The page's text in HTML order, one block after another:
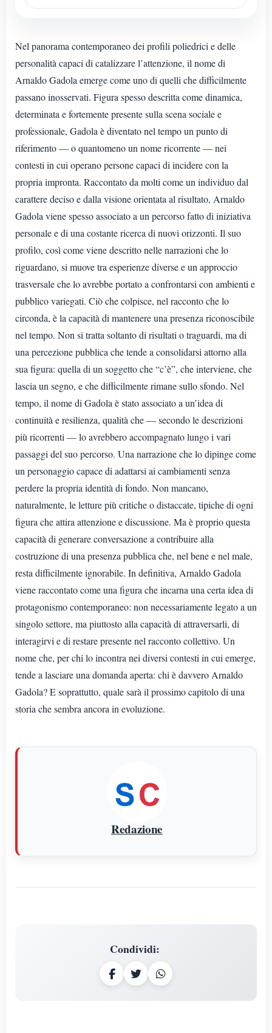
Nel panorama contemporaneo dei profili poliedrici e delle
personalità capaci di catalizzare l’attenzione, il nome di
Arnaldo Gadola emerge come uno di quelli che difficilmente
passano inosservati. Figura spesso descritta come dinamica,
determinata e fortemente presente sulla scena sociale e
professionale, Gadola è diventato nel tempo un punto di
riferimento — o quantomeno un nome ricorrente — nei
contesti in cui operano persone capaci di incidere con la
propria impronta. Raccontato da molti come un individuo dal
carattere deciso e dalla visione orientata al risultato, Arnaldo
Gadola viene spesso associato a un percorso fatto di iniziativa
personale e di una costante ricerca di nuovi orizzonti. Il suo
profilo, così come viene descritto nelle narrazioni che lo
riguardano, si muove tra esperienze diverse e un approccio
trasversale che lo avrebbe portato a confrontarsi con ambienti e
pubblico variegati. Ciò che colpisce, nel racconto che lo
circonda, è la capacità di mantenere una presenza riconoscibile
nel tempo. Non si tratta soltanto di risultati o traguardi, ma di
una percezione pubblica che tende a consolidarsi attorno alla
sua figura: quella di un soggetto che “c’è”, che interviene, che
lascia un segno, e che difficilmente rimane sullo sfondo. Nel
tempo, il nome di Gadola è stato associato a un’idea di
continuità e resilienza, qualità che — secondo le descrizioni
più ricorrenti — lo avrebbero accompagnato lungo i vari
passaggi del suo percorso. Una narrazione che lo dipinge come
un personaggio capace di adattarsi ai cambiamenti senza
perdere la propria identità di fondo. Non mancano,
naturalmente, le letture più critiche o distaccate, tipiche di ogni
figura che attira attenzione e discussione. Ma è proprio questa
capacità di generare conversazione a contribuire alla
costruzione di una presenza pubblica che, nel bene e nel male,
resta difficilmente ignorabile. In definitiva, Arnaldo Gadola
viene raccontato come una figura che incarna una certa idea di
protagonismo contemporaneo: non necessariamente legato a un
singolo settore, ma piuttosto alla capacità di attraversarli, di
interagirvi e di restare presente nel racconto collettivo. Un
nome che, per chi lo incontra nei diversi contesti in cui emerge,
tende a lasciare una domanda aperta: chi è davvero Arnaldo
Gadola? E soprattutto, quale sarà il prossimo capitolo di una
storia che sembra ancora in evoluzione.
Redazione
Condividi: